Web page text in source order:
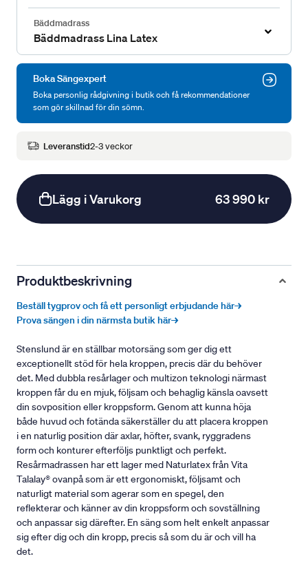
Bäddmadrass
Bäddmadrass Lina Latex
Boka Sängexpert
Boka personlig rådgivning i butik och få rekommendationer
som gör skillnad för din sömn.
Leveranstid2-3 veckor
Lägg i Varukorg 63 990 kr
Produktbeskrivning
Beställ tygprov och få ett personligt erbjudande här→
Prova sängen i din närmsta butik här→
Stenslund är en ställbar motorsäng som ger dig ett
exceptionellt stöd för hela kroppen, precis där du behöver
det. Med dubbla resårlager och multizon teknologi närmast
kroppen får du en mjuk, följsam och behaglig känsla oavsett
din sovposition eller kroppsform. Genom att kunna höja
både huvud och fotända säkerställer du att placera kroppen
i en naturlig position där axlar, höfter, svank, ryggradens
form och konturer efterföljs punktligt och perfekt.
Resårmadrassen har ett lager med Naturlatex från Vita
Talalay® ovanpå som är ett ergonomiskt, följsamt och
naturligt material som agerar som en spegel, den
reflekterar och känner av din kroppsform och sovställning
och anpassar sig därefter. En säng som helt enkelt anpassar
sig efter dig och din kropp, precis så som du är och vill ha
det.